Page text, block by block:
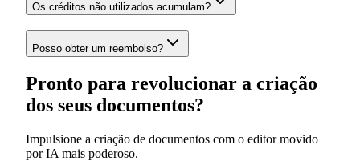
Os créditos não utilizados acumulam?
Posso obter um reembolso?
Pronto para revolucionar a criação
dos seus documentos?
Impulsione a criação de documentos com o editor movido
por IA mais poderoso.